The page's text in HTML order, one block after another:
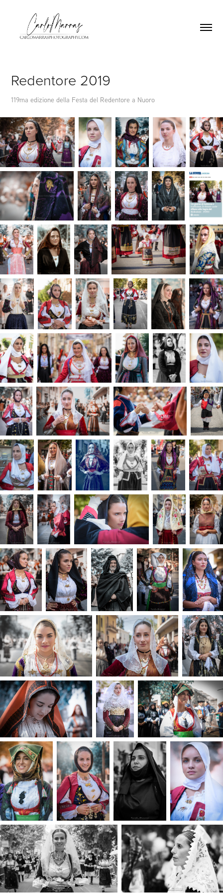
Redentore 2019
119ma edizione della Festa del Redentore a Nuoro